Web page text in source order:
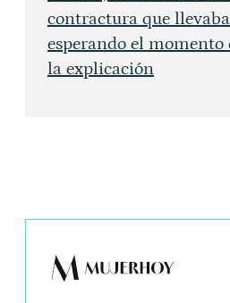
contractura que
esperando el momento
la explicación